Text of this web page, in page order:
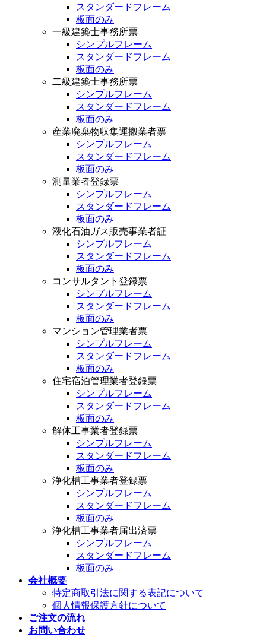
スタンダードフレーム
板面のみ
一級建築士事務所票
シンプルフレーム
スタンダードフレーム
板面のみ
二級建築士事務所票
シンプルフレーム
スタンダードフレーム
板面のみ
産業廃棄物収集運搬業者票
シンプルフレーム
スタンダードフレーム
板面のみ
測量業者登録票
シンプルフレーム
スタンダードフレーム
板面のみ
液化石油ガス販売事業者証
シンプルフレーム
スタンダードフレーム
板面のみ
コンサルタント登録票
シンプルフレーム
スタンダードフレーム
板面のみ
マンション管理業者票
シンプルフレーム
スタンダードフレーム
板面のみ
住宅宿泊管理業者登録票
シンプルフレーム
スタンダードフレーム
板面のみ
解体工事業者登録票
シンプルフレーム
スタンダードフレーム
板面のみ
浄化槽工事業者登録票
シンプルフレーム
スタンダードフレーム
板面のみ
浄化槽工事業者届出済票
シンプルフレーム
スタンダードフレーム
板面のみ
会社概要
特定商取引法に関する表記について
個人情報保護方針について
ご注文の流れ
お問い合わせ